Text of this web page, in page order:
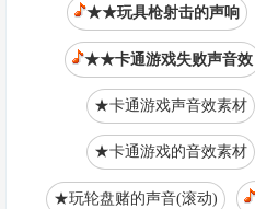
★★玩具枪射击的声响
★★卡通游戏失败声音效
★卡通游戏声音效素材
★卡通游戏的音效素材
★玩轮盘赌的声音(滚动)